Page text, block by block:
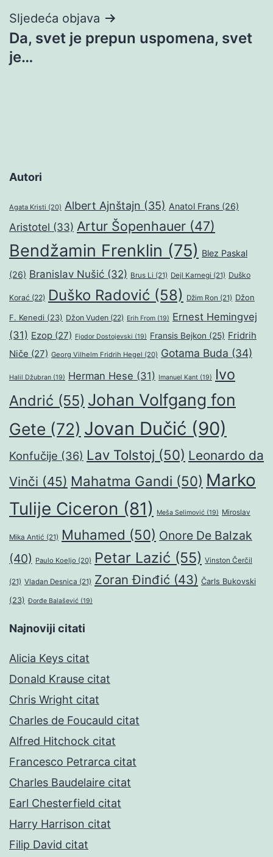
Sljedeća objava
Da, svet je prepun uspomena, svet
je…
Autori
Agata Kristi (20) Albert Ajnštajn (35) Anatol Frans (26)
Aristotel (33) Artur Šopenhauer (47)
Bendžamin Frenklin (75) Blez Paskal
(26) Branislav Nušić (32) Brus Li (21) Dejl Karnegi (21) Duško
Korać (22) Duško Radović (58) Džim Ron (21) Džon
F. Kenedi (23) Džon Vuden (22) Erih From (19) Ernest Hemingvej
(31) Ezop (27) Fjodor Dostojevski (19) Fransis Bejkon (25) Fridrih
Niče (27) Georg Vilhelm Fridrih Hegel (20) Gotama Buda (34)
Halil Džubran (19) Herman Hese (31) Imanuel Kant (19)
Ivo
Andrić (55) Johan Volfgang fon
Gete (72) Jovan Dučić (90)
Konfučije (36) Lav Tolstoj (50) Leonardo da
Vinči (45) Mahatma Gandi (50) Marko
Tulije Ciceron (81) Meša Selimović (19) Miroslav
Mika Antić (21) Muhamed (50) Onore De Balzak
(40) Paulo Koeljo (20) Petar Lazić (55) Vinston Čerčil
(21) Vladan Desnica (21) Zoran Đinđić (43) Čarls Bukovski
(23) Đorđe Balašević (19)
Najnoviji citati
Alicia Keys citat
Donald Krause citat
Chris Wright citat
Charles de Foucauld citat
Alfred Hitchock citat
Francesco Petrarca citat
Charles Baudelaire citat
Earl Chesterfield citat
Harry Harrison citat
Filip David citat